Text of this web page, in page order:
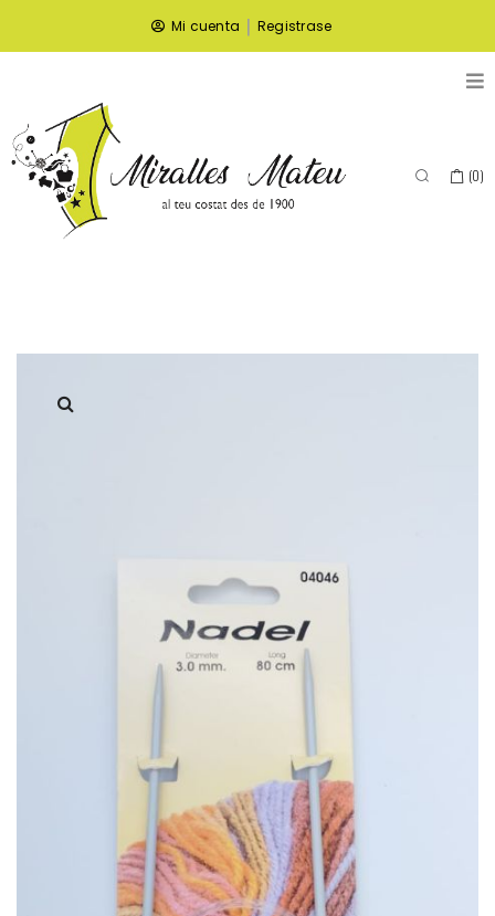
Mi cuenta | Registrase
(0)